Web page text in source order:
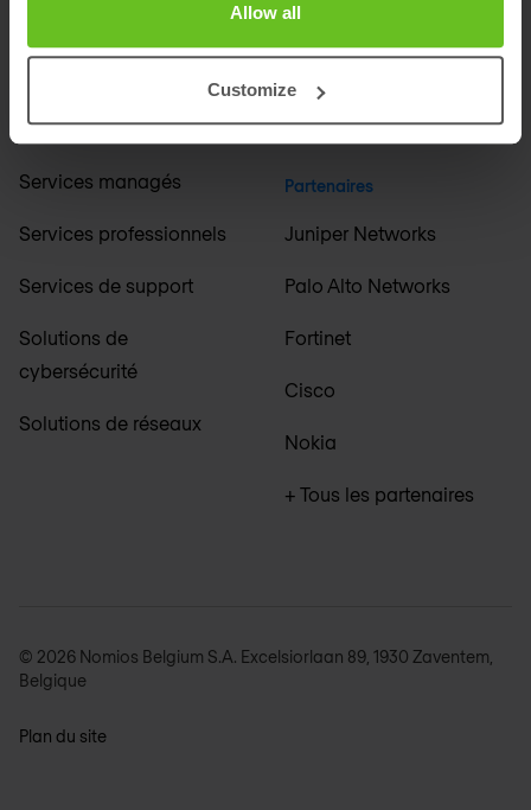
Allow all
Customize
Bureaux internationaux
Services managés
Services professionnels
Services de support
Solutions de
cybersécurité
Solutions de réseaux
Industrie et fabrication
+ Tout secteurs
Partenaires
Juniper Networks
Palo Alto Networks
Fortinet
Cisco
Nokia
+ Tous les partenaires
© 2026 Nomios Belgium S.A. Excelsiorlaan 89, 1930 Zaventem,
Belgique
Plan du site